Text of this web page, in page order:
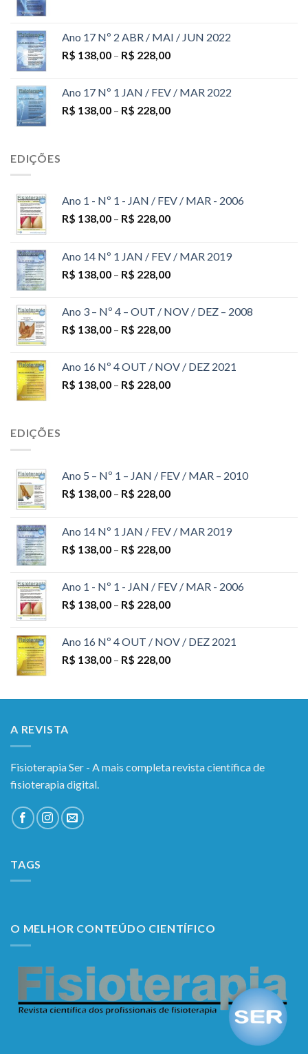
Ano 17 Nº 2 ABR / MAI / JUN 2022
R$ 138,00 – R$ 228,00
Ano 17 Nº 1 JAN / FEV / MAR 2022
R$ 138,00 – R$ 228,00
EDIÇÕES
Ano 1 - Nº 1 - JAN / FEV / MAR - 2006
R$ 138,00 – R$ 228,00
Ano 14 Nº 1 JAN / FEV / MAR 2019
R$ 138,00 – R$ 228,00
Ano 3 – Nº 4 – OUT / NOV / DEZ – 2008
R$ 138,00 – R$ 228,00
Ano 16 Nº 4 OUT / NOV / DEZ 2021
R$ 138,00 – R$ 228,00
EDIÇÕES
Ano 5 – Nº 1 – JAN / FEV / MAR – 2010
R$ 138,00 – R$ 228,00
Ano 14 Nº 1 JAN / FEV / MAR 2019
R$ 138,00 – R$ 228,00
Ano 1 - Nº 1 - JAN / FEV / MAR - 2006
R$ 138,00 – R$ 228,00
Ano 16 Nº 4 OUT / NOV / DEZ 2021
R$ 138,00 – R$ 228,00
A REVISTA
Fisioterapia Ser - A mais completa revista científica de
fisioterapia digital.
TAGS
O MELHOR CONTEÚDO CIENTÍFICO